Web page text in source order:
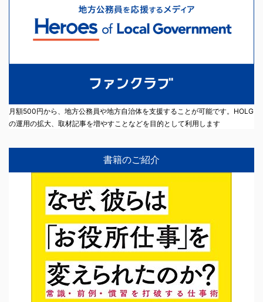
月額500円から、地方公務員や地方自治体を支援することが可能です。HOLG
の運用の拡大、取材記事を増やすことなどを目的として利用します
書籍のご紹介